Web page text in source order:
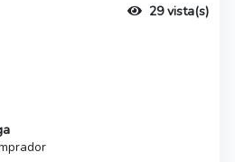
29 vista(s)